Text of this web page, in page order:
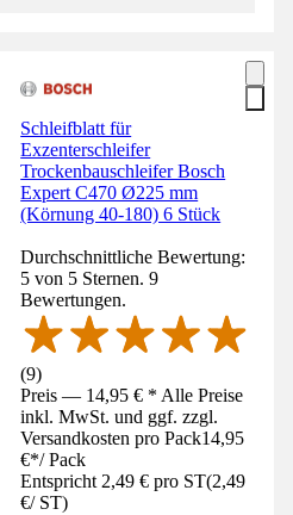
Schleifblatt für
Exzenterschleifer
Trockenbauschleifer Bosch
Expert C470 Ø225 mm
(Körnung 40-180) 6 Stück
Durchschnittliche Bewertung:
5 von 5 Sternen. 9
Bewertungen.
(9)
Preis — 14,95 € * Alle Preise
inkl. MwSt. und ggf. zzgl.
Versandkosten pro Pack14,95
€*/ Pack
Entspricht 2,49 € pro ST(2,49
€/ ST)